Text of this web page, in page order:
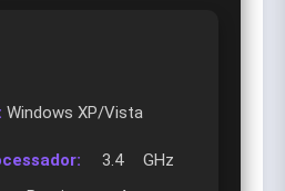
Windows XP/Vista
3.4 GHz